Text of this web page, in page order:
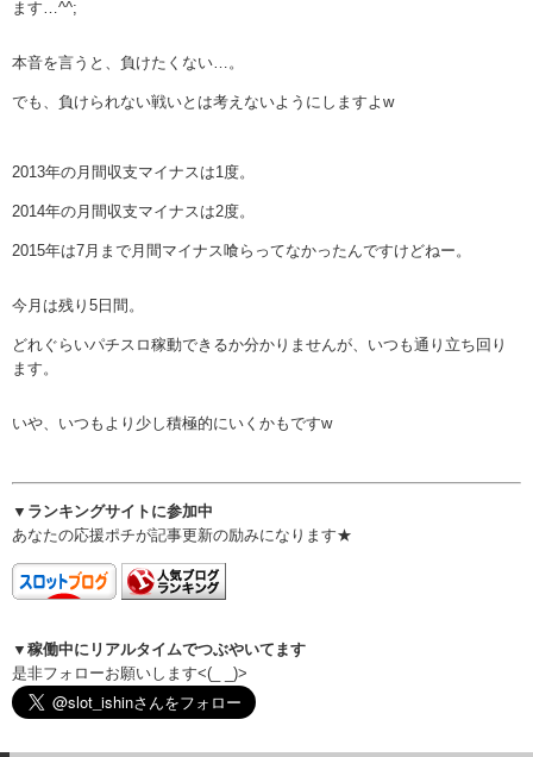
ます…^^;
本音を言うと、負けたくない…。
でも、負けられない戦いとは考えないようにしますよw
2013年の月間収支マイナスは1度。
2014年の月間収支マイナスは2度。
2015年は7月まで月間マイナス喰らってなかったんですけどねー。
今月は残り5日間。
どれぐらいパチスロ稼動できるか分かりませんが、いつも通り立ち回り
ます。
いや、いつもより少し積極的にいくかもですw
▼ランキングサイトに参加中
あなたの応援ポチが記事更新の励みになります★
▼稼働中にリアルタイムでつぶやいてます
是非フォローお願いします<(_ _)>